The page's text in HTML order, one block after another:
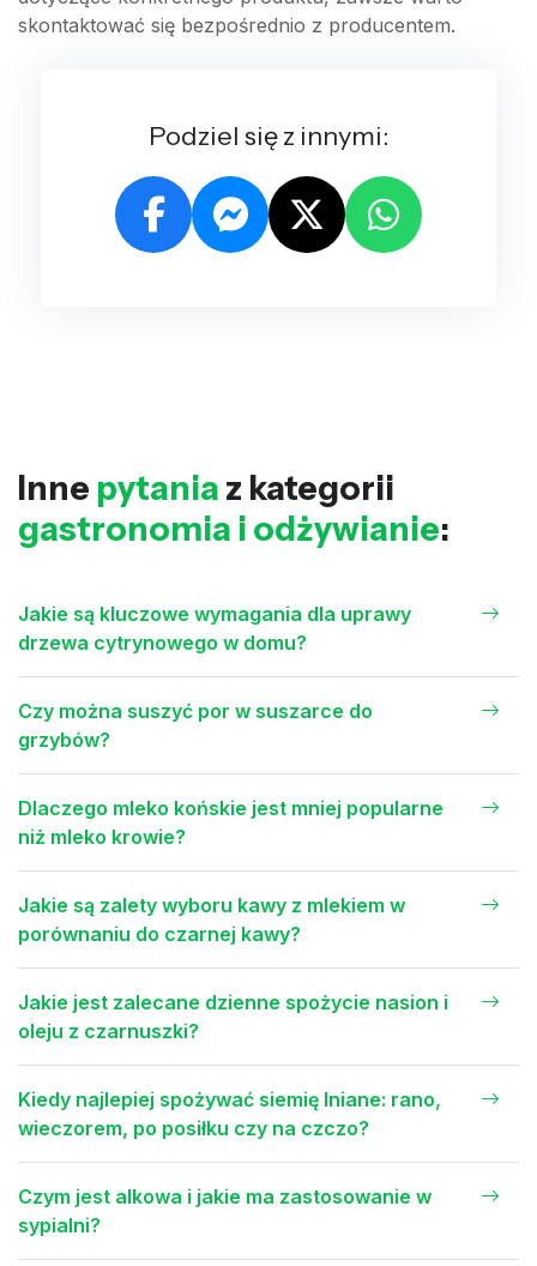
skontaktować się bezpośrednio z producentem.
Podziel się z innymi:
Inne pytania z kategorii
gastronomia i odżywianie:
Jakie są kluczowe wymagania dla uprawy
drzewa cytrynowego w domu?
Czy można suszyć por w suszarce do
grzybów?
Dlaczego mleko końskie jest mniej popularne
niż mleko krowie?
Jakie są zalety wyboru kawy z mlekiem w
porównaniu do czarnej kawy?
Jakie jest zalecane dzienne spożycie nasion i
oleju z czarnuszki?
Kiedy najlepiej spożywać siemię lniane: rano,
wieczorem, po posiłku czy na czczo?
Czym jest alkowa i jakie ma zastosowanie w
sypialni?